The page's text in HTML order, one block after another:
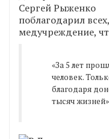
Сергей Рыженко
поблагодарил
медучреждение,
«За 5 лет
человек.
благодаря
тысяч